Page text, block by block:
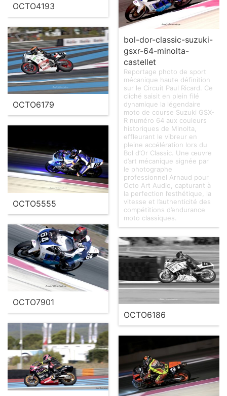
OCTO4193
bol-dor-classic-suzuki-
gsxr-64-minolta-
castellet
Reportage photo de sport
mécanique haute définition
sur le Circuit Paul Ricard. Ce
cliché saisit en plein filé
dynamique la légendaire
moto de course Suzuki GSX-
R numéro 64 aux couleurs
historiques de Minolta,
effleurant le vibreur en
pleine accélération lors du
Bol d’Or Classic. Une œuvre
d’art mécanique signée par
le photographe
professionnel Arnaud pour
Octo Art Audio, capturant à
la perfection l’esthétique, la
vitesse et l’authenticité des
compétitions d’endurance
moto classiques.
OCTO6179
OCTO5555
OCTO7901
OCTO6186